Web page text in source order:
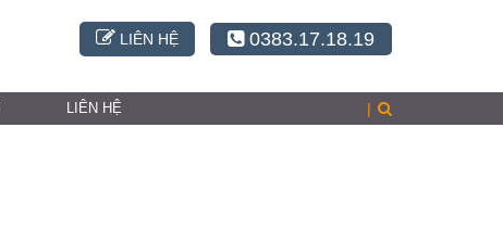
LIÊN HỆ 0383.17.18.19
LIÊN HỆ